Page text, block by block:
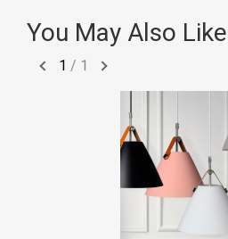
You May Also Like
1 / 1